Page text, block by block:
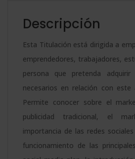
Comunicación
Titulación
Acreditado
Descripción
Esta Titulación está dirigida a
emprendedores, trabajadores,
persona que pretenda adquirir
necesarios en relación con este
Permite conocer sobre el
publicidad tradicional, el
importancia de las redes
funcionamiento de las